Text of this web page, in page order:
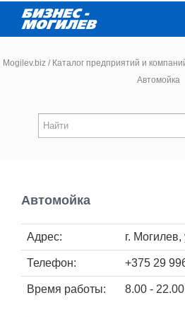
Новости
Афиша
Объявления
Mogilev.biz / Каталог предприятий и
Автомойка
Автомойка
Адрес: г.
Телефон: +375 29
Время работы: 8.00 - 22.00